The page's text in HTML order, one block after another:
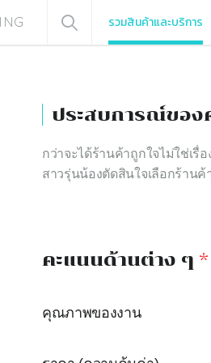
รวมสินค้าและบริการ
ประสบการณ์ขอ
กว่าจะได้ร้านค้าถูกใจไม่ใช่เรื่
สาวรุ่นน้องตัดสินใจเลือกร้านค้
คะแนนด้านต่าง ๆ *
คุณภาพของงาน